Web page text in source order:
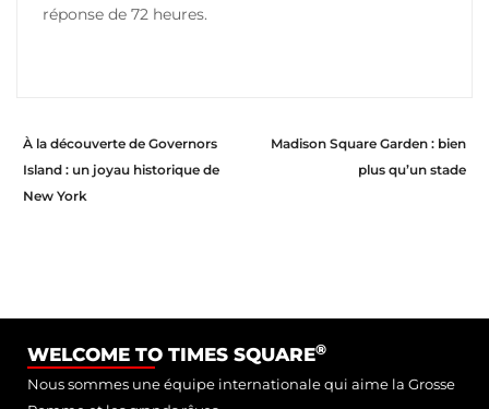
réponse de 72 heures.
À la découverte de Governors
Island : un joyau historique de
New York
Madison Square Garden : bien
plus qu’un stade
WELCOME TO TIMES SQUARE®
Nous sommes une équipe internationale qui aime la Grosse